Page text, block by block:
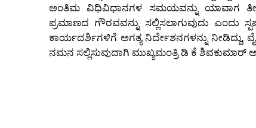
ಅಂತಿಮ ವಿಧಿವಿಧಾನಗಳ ಸಮಯವನ್ನು ಯಾವಾಗ
ಪ್ರಮಾಣದ ಗೌರವವನ್ನು ಸಲ್ಲಿಸಲಾಗುವುದು ಎಂದು
ಕಾರ್ಯದರ್ಶಿಗಳಿಗೆ ಅಗತ್ಯ ನಿರ್ದೇಶನಗಳನ್ನು
ನಮನ ಸಲ್ಲಿಸುವುದಾಗಿ ಮುಖ್ಯಮಂತ್ರಿ ಡಿ ಕೆ ಶಿವಕುಮಾರ್